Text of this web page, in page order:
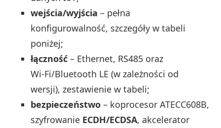
wejścia/wyjścia – pełna
konfigurowalność, szczegóły w tabeli
poniżej;
łączność – Ethernet, RS485 oraz
Wi‑Fi/Bluetooth LE (w zależności od
wersji), zestawienie w tabeli;
bezpieczeństwo – koprocesor ATECC608B,
szyfrowanie ECDH/ECDSA, akcelerator